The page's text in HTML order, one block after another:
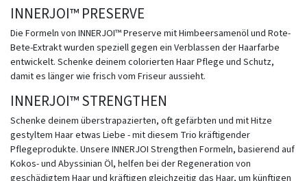
INNERJOI™ PRESERVE
Die Formeln von INNERJOI™ Preserve mit Himbeersamenöl und Rote-
Bete-Extrakt wurden speziell gegen ein Verblassen der Haarfarbe
entwickelt. Schenke deinem colorierten Haar Pflege und Schutz,
damit es länger wie frisch vom Friseur aussieht.
INNERJOI™ STRENGTHEN
Schenke deinem überstrapazierten, oft gefärbten und mit Hitze
gestyltem Haar etwas Liebe - mit diesem Trio kräftigender
Pflegeprodukte. Unsere INNERJOI Strengthen Formeln, basierend auf
Kokos- und Abyssinian Öl, helfen bei der Regeneration von
geschädigtem Haar und kräftigen gleichzeitig das Haar, um künftigen